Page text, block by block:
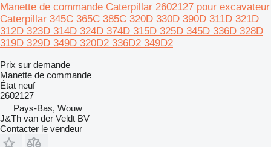
Manette de commande Caterpillar 2602127 pour excavateur
Caterpillar 345C 365C 385C 320D 330D 390D 311D 321D
312D 323D 314D 324D 374D 315D 325D 345D 336D 328D
319D 329D 349D 320D2 336D2 349D2
Prix sur demande
Manette de commande
État neuf
2602127
Pays-Bas, Wouw
J&Th van der Veldt BV
Contacter le vendeur